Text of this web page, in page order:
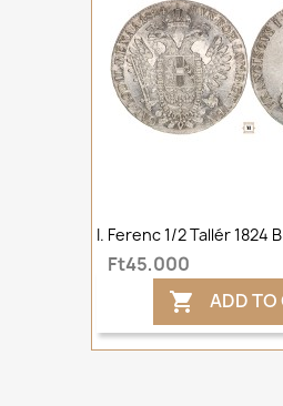
I. Ferenc 1/2 Tallér 1824
Ft45,000
 ADD TO